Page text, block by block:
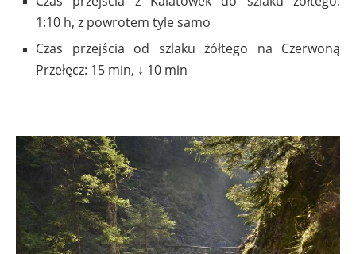
1:10 h, z powrotem tyle samo
Czas przejścia od szlaku żółtego na Czerwoną
Przełęcz: 15 min, ↓ 10 min